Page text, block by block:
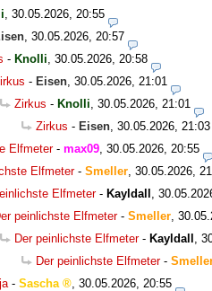
30.05.2026, 20:55
30.05.2026, 20:57
- Knolli 30.05.2026, 20:58
- Eisen 30.05.2026, 21:01
Zirkus - Knolli 30.05.2026, 21:01
Zirkus - Eisen 30.05.2026, 21:03
Elfmeter- max09 30.05.2026, 20:55
Elfmeter- Smeller 30.05.2026,
Elfmeter- Kayldall
peinlichste Elfmeter- Smeller
Der peinlichste Elfmeter- Kayldall
Der peinlichste Elfmeter-
- Sascha
30.05.2026, 20:55